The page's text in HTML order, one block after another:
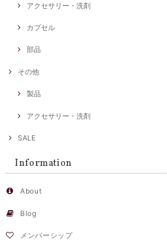
アクセサリー・洗剤
カプセル
部品
その他
製品
アクセサリー・洗剤
SALE
Information
About
Blog
メンバーシップ